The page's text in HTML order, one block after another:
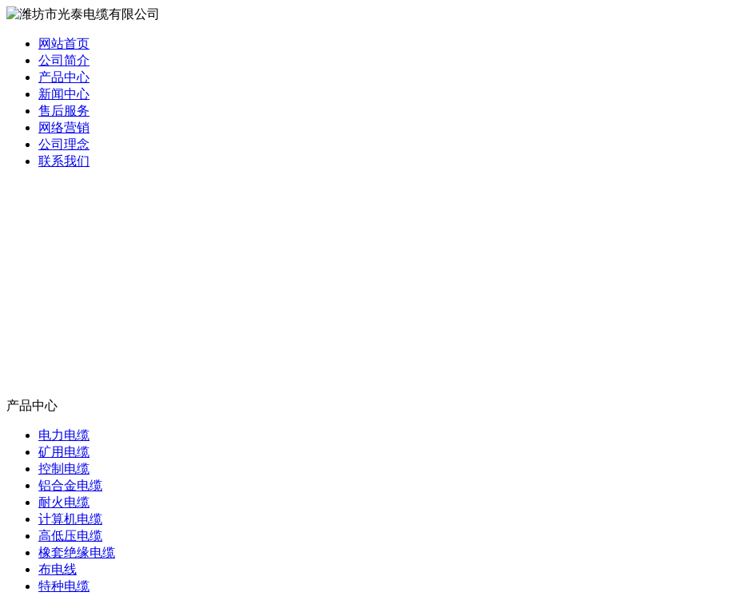
网站首页
公司简介
产品中心
新闻中心
售后服务
网络营销
公司理念
联系我们
产品中心
电力电缆
矿用电缆
控制电缆
铝合金电缆
耐火电缆
计算机电缆
高低压电缆
橡套绝缘电缆
布电线
特种电缆